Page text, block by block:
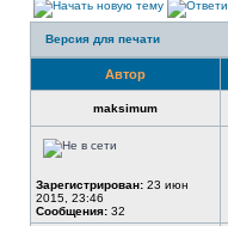
Версия для печати
Автор
maksimum
Зарегистрирован: 23 июн
2015, 23:46
Сообщения: 32